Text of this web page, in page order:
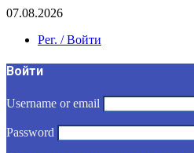
07.08.2026
Рег. / Войти
Войти
Username or email
Password